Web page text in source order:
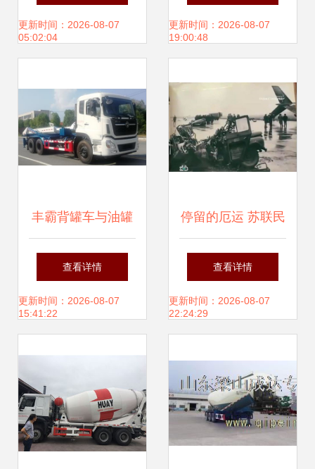
背罐车选购指南
更新时间：2026-08-07
05:02:04
的原因值得深思
更新时间：2026-08-07
19:00:48
丰霸背罐车与油罐
车的双重优势 高效
运输与安全保障
查看详情
更新时间：2026-08-07
15:41:22
停留的厄运 苏联民
航3352航班84年鄂
木斯克空难
查看详情
更新时间：2026-08-07
22:24:29